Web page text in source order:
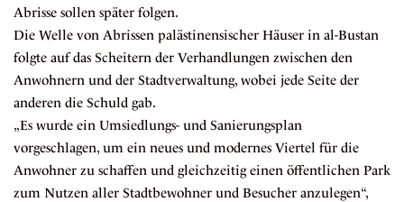
Abrisse sollen später folgen.
Die Welle von Abrissen palästinensischer Häuser in al-Bustan
folgte auf das Scheitern der Verhandlungen zwischen den
Anwohnern und der Stadtverwaltung, wobei jede Seite der
anderen die Schuld gab.
„Es wurde ein Umsiedlungs- und Sanierungsplan
vorgeschlagen, um ein neues und modernes Viertel für die
Anwohner zu schaffen und gleichzeitig einen öffentlichen Park
zum Nutzen aller Stadtbewohner und Besucher anzulegen“,